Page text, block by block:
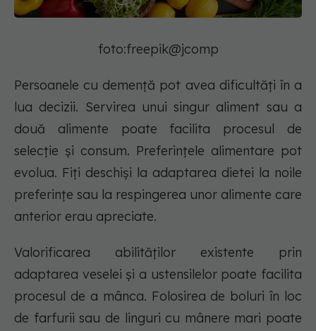
foto:freepik@jcomp
Persoanele cu demență pot avea dificultăți în a
lua decizii. Servirea unui singur aliment sau a
două alimente poate facilita procesul de
selecție și consum. Preferințele alimentare pot
evolua. Fiți deschiși la adaptarea dietei la noile
preferințe sau la respingerea unor alimente care
anterior erau apreciate.
Valorificarea abilităților existente prin
adaptarea veselei și a ustensilelor poate facilita
procesul de a mânca. Folosirea de boluri în loc
de farfurii sau de linguri cu mânere mari poate